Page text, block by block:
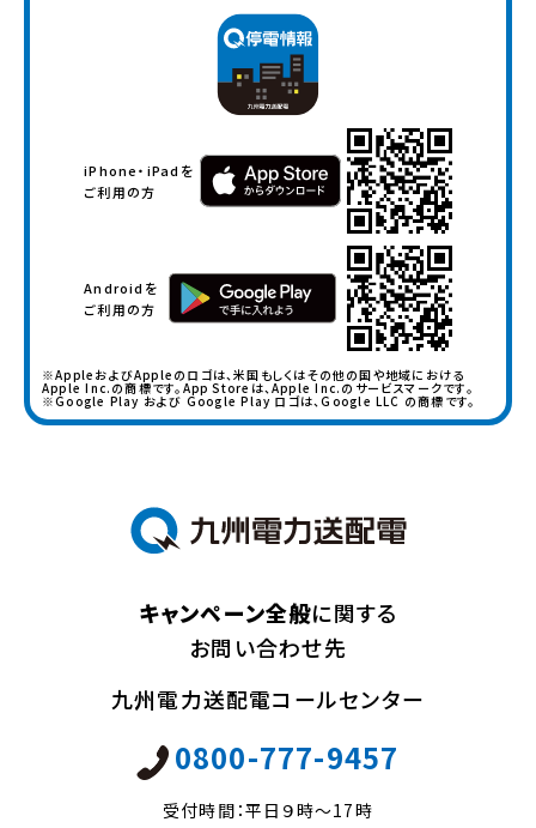
人の同意を得てください。
2. 当キャンペーンの概要について
(1) キャンペーン期間
・2024年12⽉1⽇（日）～2025年1⽉31⽇（⾦）
(2) 応募資格
・本規約のすべての内容にご同意のうえ応募し、アンケ
ートを回答いただいた方のうち、以下条件のいずれかを
満たす方。
① キャンペーン期間中に新規にダウンロードいただい
② 2024年11月30日以前にダウンロードされている
方のうち、キャンペーン期間中に新たに供給地点特定番
給地点特定番号のエリア登録が確認できない場合、抽
選の対象外となります
・供給地点特定番号でエリア登録いただいた場合、抽選
の当選確率を10倍とします。
3. 景品について
で以下のいずれかの景品が当たります。
A賞：選べる防災グッズ 10,000円相当（50名さま）
iPhone・iPadを
ご利用の方
Androidを
ご利用の方
※AppleおよびAppleのロゴは、米国もしくはその他の国や地域における
Apple Inc.の商標です。App Storeは、Apple Inc.のサービスマークです。
※Google Play および Google Play ロゴは、Google LLC の商標です。
キャンペーン全般に関する
お問い合わせ先
九州電力送配電コールセンター
0800-777-9457
受付時間：平日９時～17時